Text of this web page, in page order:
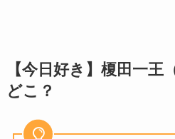
【今日好き】榎田一王
どこ？